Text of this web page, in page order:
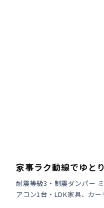
家事ラク動線でゆと
耐震等級3・制震ダンパー
アコン1台・LDK家具、カー